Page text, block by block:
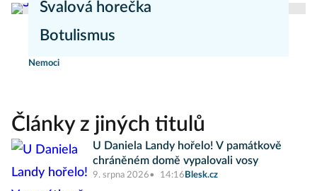
Svalová horečka
redakce Moje zdravíNemoci
Botulismus
Nemoci
Články z jiných titulů
U Daniela Landy hořelo! V památkově
chráněném domě vypalovali vosy
9. srpna 2026 14:16 Blesk.cz